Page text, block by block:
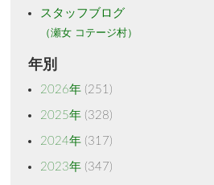
スタッフブログ
（瀬女 コテージ村）
年別
2026年(251)
2025年(328)
2024年(317)
2023年(347)